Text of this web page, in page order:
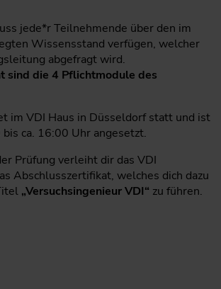
Sensortechnik an der Hochschule
Wirtschaft des Saarlandes. Im Zuge
im Bereich Materialwissenschaft
an der Universität des
wesentlicher Fokus auf der
unter Anwendung statistischer
der Berücksichtigung von
Messunsicherheiten.
jede*r Teilnehmende über den im
Wissensstand verfügen, welcher
abgefragt wird.
sind die 4 Pflichtmodule des
im VDI Haus in Düsseldorf statt und ist
ca. 16:00 Uhr angesetzt.
Prüfung verleiht dir das VDI
Abschlusszertifikat, welches dich dazu
„Versuchsingenieur VDI“ zu führen.